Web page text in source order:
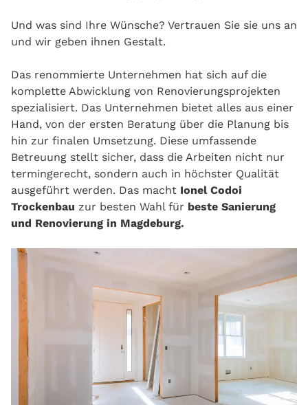
Und was sind Ihre Wünsche? Vertrauen Sie sie uns an
und wir geben ihnen Gestalt.
Das renommierte Unternehmen hat sich auf die
komplette Abwicklung von Renovierungsprojekten
spezialisiert. Das Unternehmen bietet alles aus einer
Hand, von der ersten Beratung über die Planung bis
hin zur finalen Umsetzung. Diese umfassende
Betreuung stellt sicher, dass die Arbeiten nicht nur
termingerecht, sondern auch in höchster Qualität
ausgeführt werden. Das macht Ionel Codoi
Trockenbau zur besten Wahl für beste Sanierung
und Renovierung in Magdeburg.